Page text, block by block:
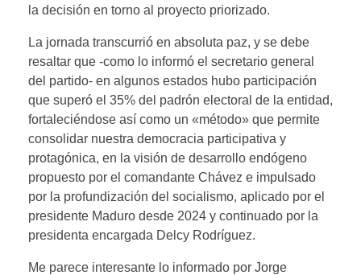
la decisión en torno al proyecto priorizado.
La jornada transcurrió en absoluta paz, y se debe
resaltar que -como lo informó el secretario general
del partido- en algunos estados hubo participación
que superó el 35% del padrón electoral de la entidad,
fortaleciéndose así como un «método» que permite
consolidar nuestra democracia participativa y
protagónica, en la visión de desarrollo endógeno
propuesto por el comandante Chávez e impulsado
por la profundización del socialismo, aplicado por el
presidente Maduro desde 2024 y continuado por la
presidenta encargada Delcy Rodríguez.
Me parece interesante lo informado por Jorge